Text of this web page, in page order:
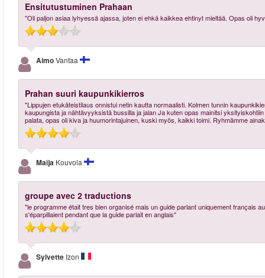
Ensitutustuminen Prahaan
"Oli paljon asiaa lyhyessä ajassa, joten ei ehkä kaikkea ehtinyt mieltää. Opas oli
AimoVantaa
Prahan suuri kaupunkikierros
"Lippujen etukäteistilaus onnistui netin kautta normaalisti. Kolmen tunnin
kaupungista ja nähtävyyksistä bussilla ja jalan Ja kuten opas mainitsi
palata, opas oli kiva ja huumorintajuinen, kuski myös, kaikki toimi. Ryhmämme
Maija Kouvola
groupe avec 2 traductions
"le programme était tres bien organisé mais un guide parlant uniquement français
s'éparpillaient pendant que la guide parlait en anglais"
Sylvette Izon